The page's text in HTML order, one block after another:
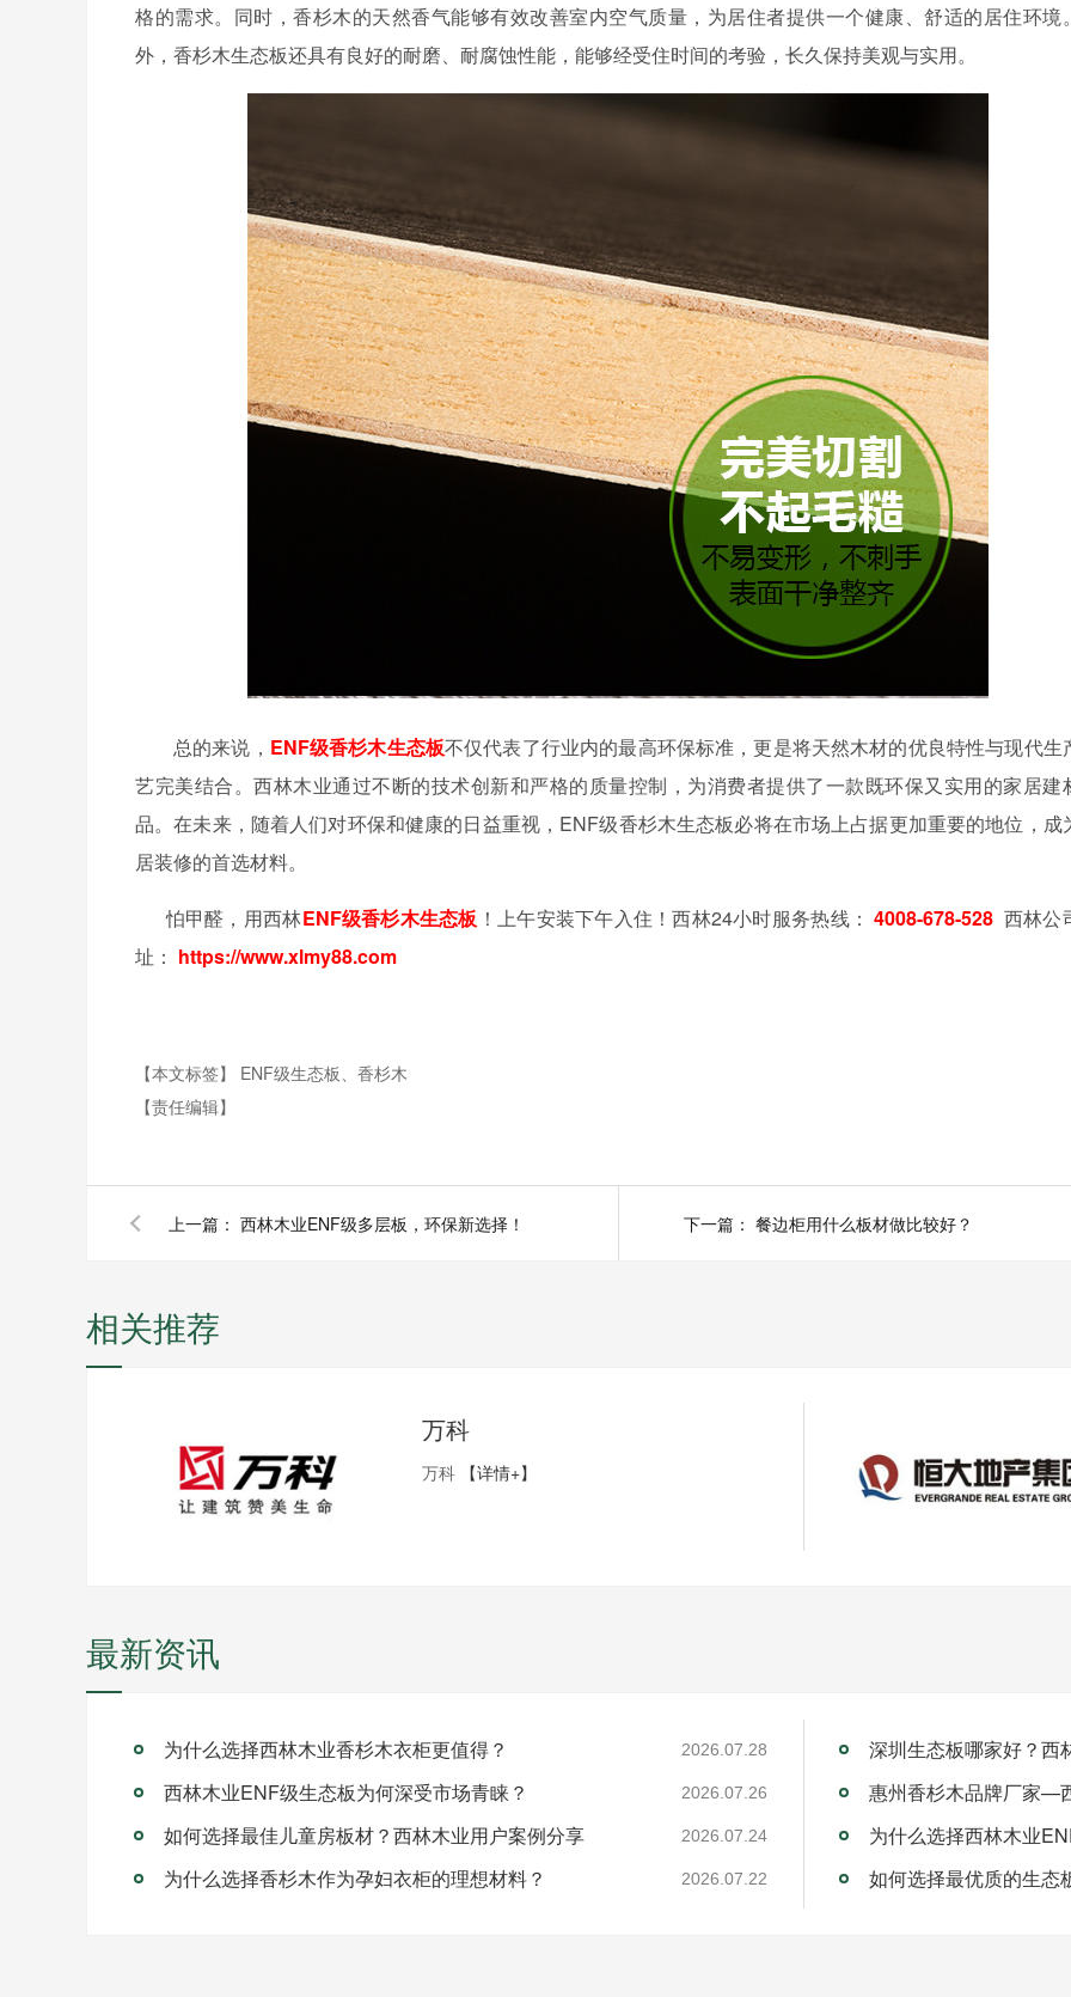
格的需求。同时，香杉木的天然香气能够有效改善室内空气质量，为居住者提供一个健康、舒适的居住环境
外，香杉木生态板还具有良好的耐磨、耐腐蚀性能，能够经受住时间的考验，长久保持美观与实用。
总的来说， ENF级香杉木生态板不仅代表了行业内的最高环保标准，更是将天然木材的优良特性与现代生
艺完美结合。西林木业通过不断的技术创新和严格的质量控制，为消费者提供了一款既环保又实用的家居建
品。在未来，随着人们对环保和健康的日益重视，ENF级香杉木生态板必将在市场上占据更加重要的地位，成
居装修的首选材料。
怕甲醛，用西林ENF级香杉木生态板 ！上午安装下午入住！西林24小时服务热线：4008-678-528 西林公
址： https://www.xlmy88.com
【本文标签】 ENF级生态板、香杉木
【责任编辑】
上一篇： 西林木业ENF级多层板，环保新选择！ 下一篇： 餐边柜用什么板材做比较好？
相关推荐
万科
万科 【详情+】
最新资讯
为什么选择西林木业香杉木衣柜更值得？ 2026.07.28
西林木业ENF级生态板为何深受市场青睐？ 2026.07.26
如何选择最佳儿童房板材？西林木业用户案例分享 2026.07.24
为什么选择香杉木作为孕妇衣柜的理想材料？ 2026.07.22
深圳生态板哪家好？西
惠州香杉木品牌厂家—
为什么选择西林木业
如何选择最优质的生态